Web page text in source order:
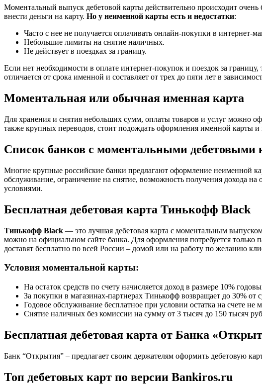
Моментальный выпуск дебетовой карты действительно происходит
внести деньги на карту. Но у неименной карты есть и недостатки:
Часто с нее не получается оплачивать онлайн-покупки в интернет-
Небольшие лимиты на снятие наличных.
Не действует в поездках за границу.
Если нет необходимости в оплате интернет-покупок и поездок за
отличается от срока именной и составляет от трех до пяти лет в
Моментальная или обычная именная карта
Для хранения и снятия небольших сумм, оплаты товаров и услуг можно
также крупных переводов, стоит подождать оформления именной карты и
Список банков с моментальными дебетовыми
Многие крупные российские банки предлагают оформление неименной
обслуживание, ограничение на снятие, возможность получения дохода
условиями.
Бесплатная дебетовая карта Тинькофф Black
Тинькофф Black — это лучшая дебетовая карта с моментальным
можно на официальном сайте банка. Для оформления потребуется только
доставят бесплатно по всей России – домой или на работу по желанию
Условия моментальной карты:
На остаток средств по счету начисляется доход в размере 10%
За покупки в магазинах-партнерах Тинькофф возвращает до 30%
Годовое обслуживание бесплатное при условии остатка на счете
Снятие наличных без комиссии на сумму от 3 тысяч до 150 тысяч
Бесплатная дебетовая карта от Банка
Банк “Открытия” – предлагает своим держателям оформить дебетовую
Топ дебетовых карт по версии Bankiros.ru